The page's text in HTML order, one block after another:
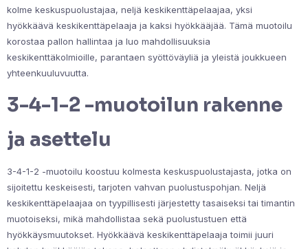
kolme keskuspuolustajaa, neljä keskikenttäpelaajaa, yksi
hyökkäävä keskikenttäpelaaja ja kaksi hyökkääjää. Tämä muotoilu
korostaa pallon hallintaa ja luo mahdollisuuksia
keskikenttäkolmioille, parantaen syöttöväyliä ja yleistä joukkueen
yhteenkuuluvuutta.
3-4-1-2 -muotoilun rakenne
ja asettelu
3-4-1-2 -muotoilu koostuu kolmesta keskuspuolustajasta, jotka on
sijoitettu keskeisesti, tarjoten vahvan puolustuspohjan. Neljä
keskikenttäpelaajaa on tyypillisesti järjestetty tasaiseksi tai timantin
muotoiseksi, mikä mahdollistaa sekä puolustustuen että
hyökkäysmuutokset. Hyökkäävä keskikenttäpelaaja toimii juuri